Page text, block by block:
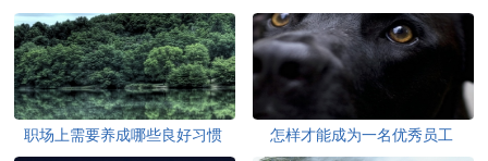
职场上需要养成哪些良好习惯 怎样才能成为一名优秀员工